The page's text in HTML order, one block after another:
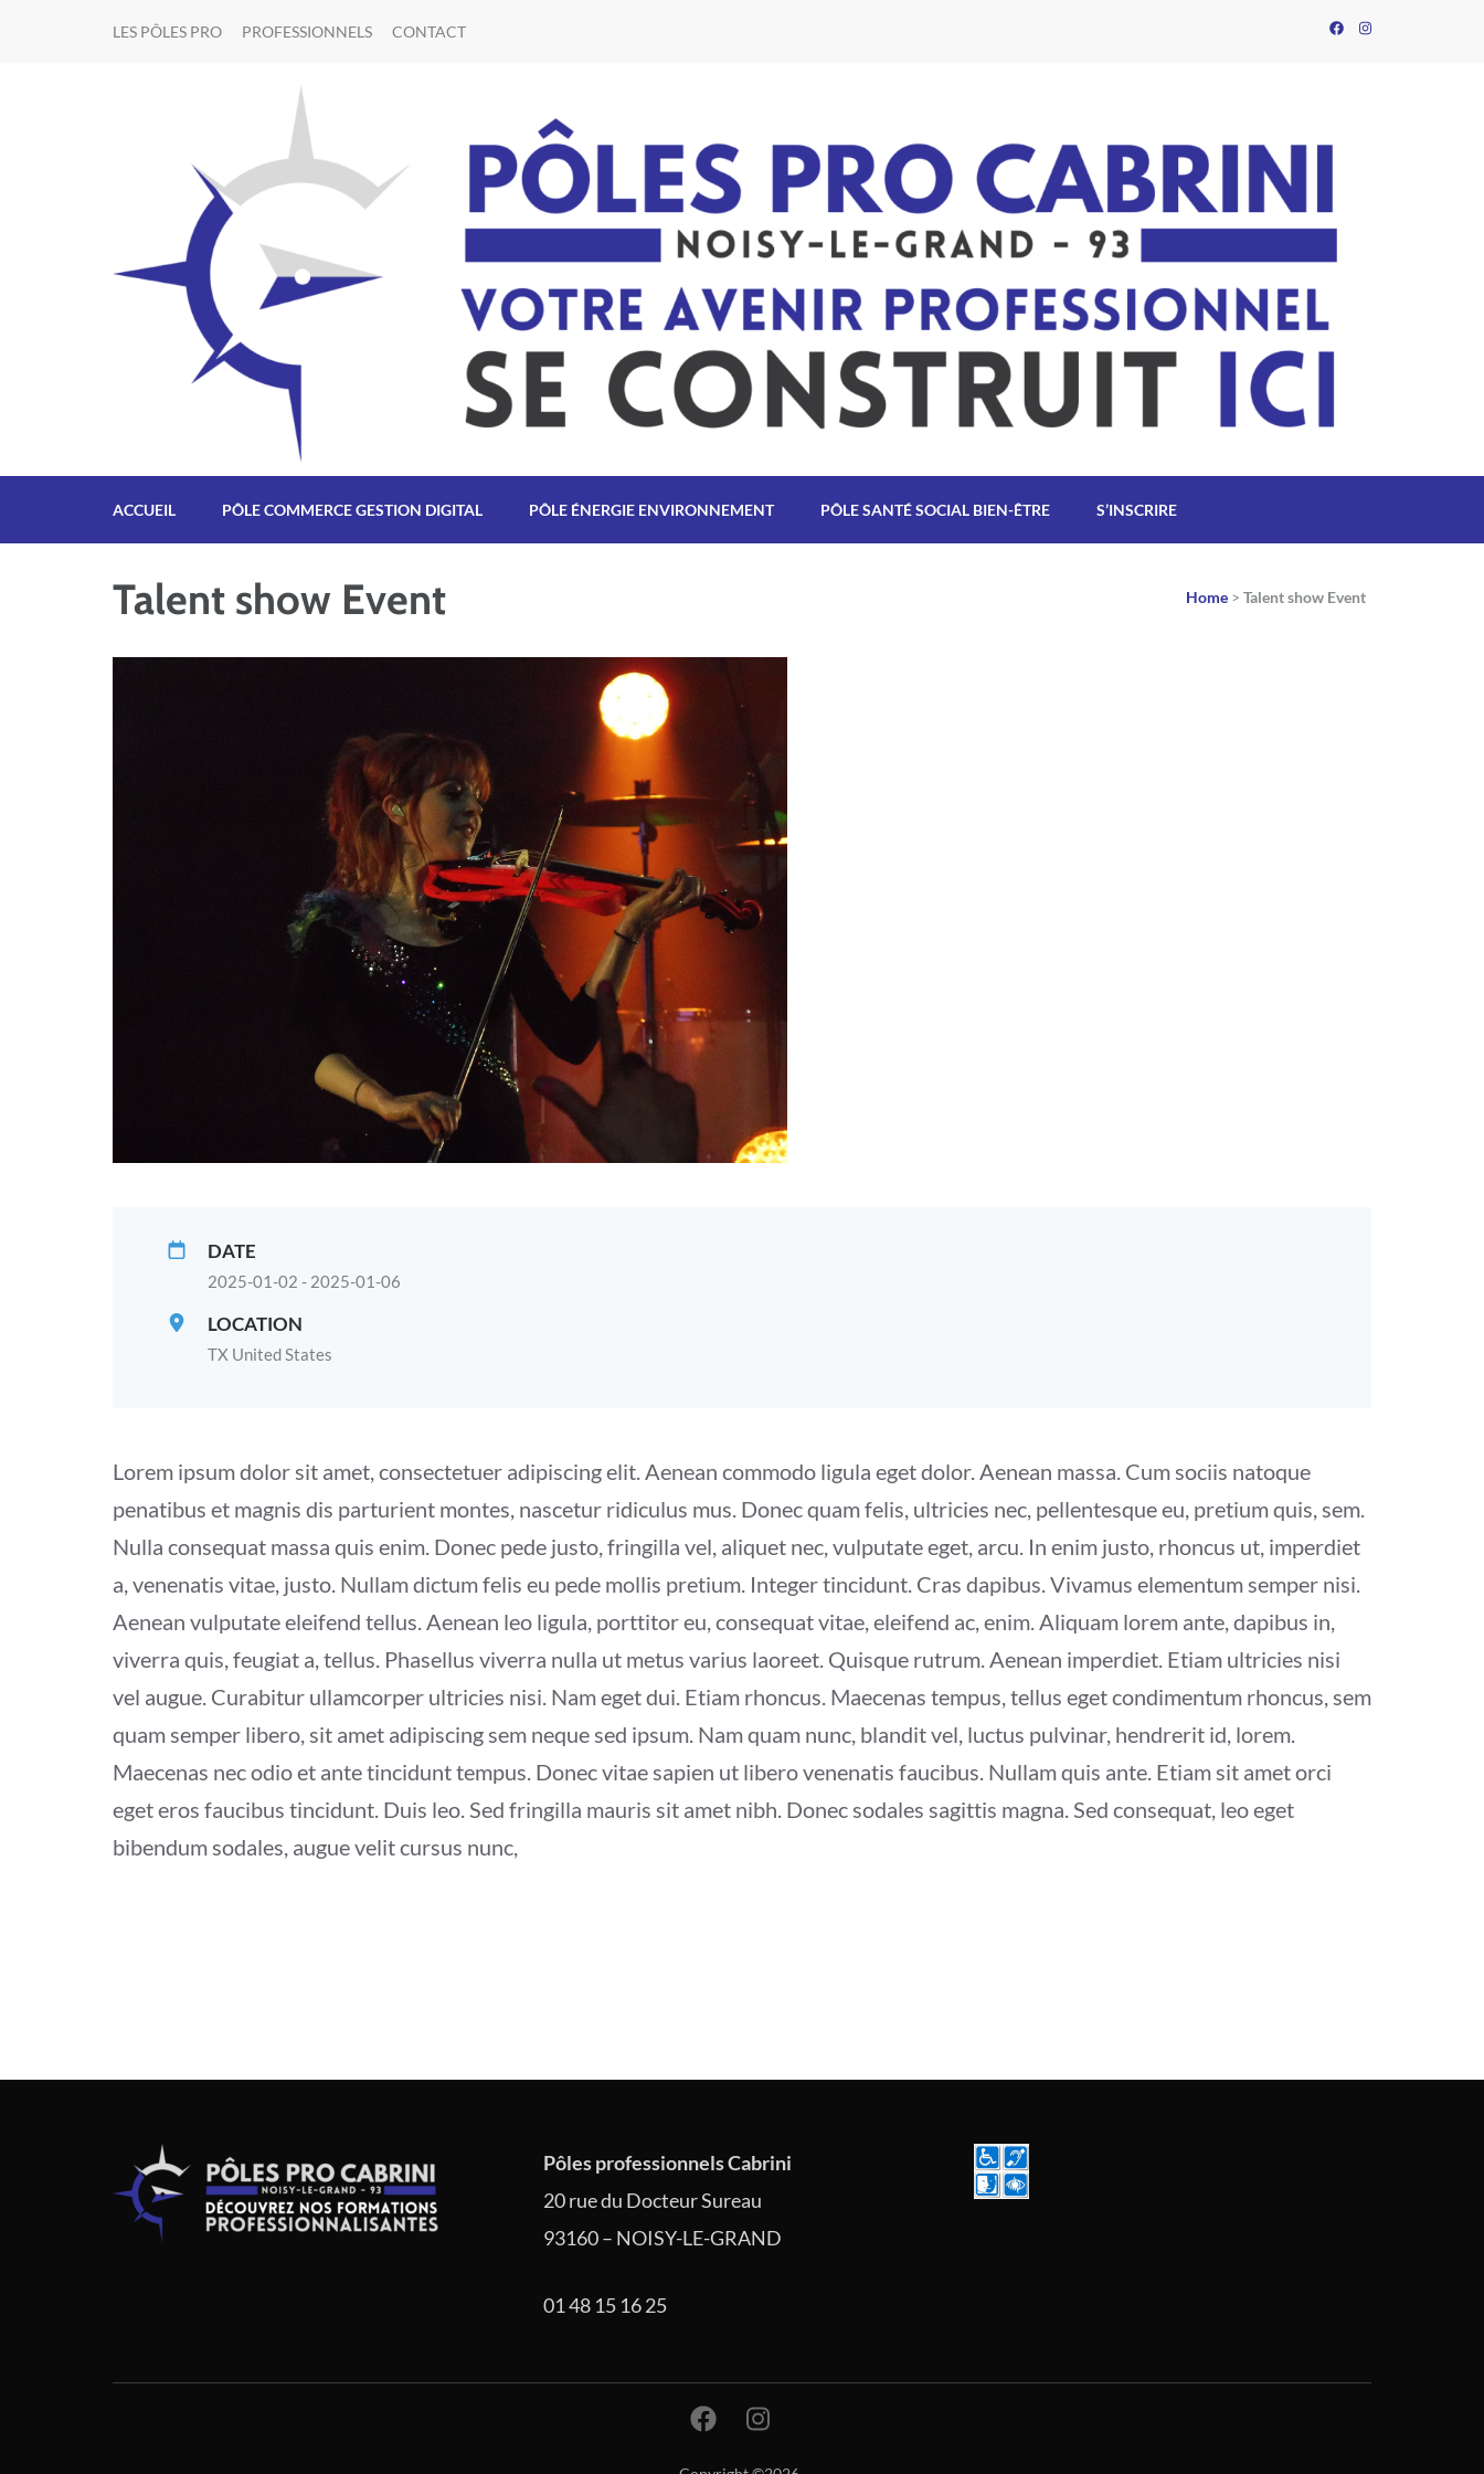
LES PÔLES PRO PROFESSIONNELS CONTACT
ACCUEIL PÔLE COMMERCE GESTION DIGITAL PÔLE ÉNERGIE ENVIRONNEMENT PÔLE SANTÉ SOCIAL BIEN-ÊTRE S’INSCRIRE
Talent show Event Home > Talent show Event
DATE
2025-01-02 - 2025-01-06
LOCATION
TX United States
Lorem ipsum dolor sit amet, consectetuer adipiscing elit. Aenean commodo ligula eget dolor. Aenean massa. Cum sociis natoque
penatibus et magnis dis parturient montes, nascetur ridiculus mus. Donec quam felis, ultricies nec, pellentesque eu, pretium quis, sem.
Nulla consequat massa quis enim. Donec pede justo, fringilla vel, aliquet nec, vulputate eget, arcu. In enim justo, rhoncus ut, imperdiet
a, venenatis vitae, justo. Nullam dictum felis eu pede mollis pretium. Integer tincidunt. Cras dapibus. Vivamus elementum semper nisi.
Aenean vulputate eleifend tellus. Aenean leo ligula, porttitor eu, consequat vitae, eleifend ac, enim. Aliquam lorem ante, dapibus in,
viverra quis, feugiat a, tellus. Phasellus viverra nulla ut metus varius laoreet. Quisque rutrum. Aenean imperdiet. Etiam ultricies nisi
vel augue. Curabitur ullamcorper ultricies nisi. Nam eget dui. Etiam rhoncus. Maecenas tempus, tellus eget condimentum rhoncus, sem
quam semper libero, sit amet adipiscing sem neque sed ipsum. Nam quam nunc, blandit vel, luctus pulvinar, hendrerit id, lorem.
Maecenas nec odio et ante tincidunt tempus. Donec vitae sapien ut libero venenatis faucibus. Nullam quis ante. Etiam sit amet orci
eget eros faucibus tincidunt. Duis leo. Sed fringilla mauris sit amet nibh. Donec sodales sagittis magna. Sed consequat, leo eget
bibendum sodales, augue velit cursus nunc,
Pôles professionnels Cabrini
20 rue du Docteur Sureau
93160 – NOISY-LE-GRAND
01 48 15 16 25